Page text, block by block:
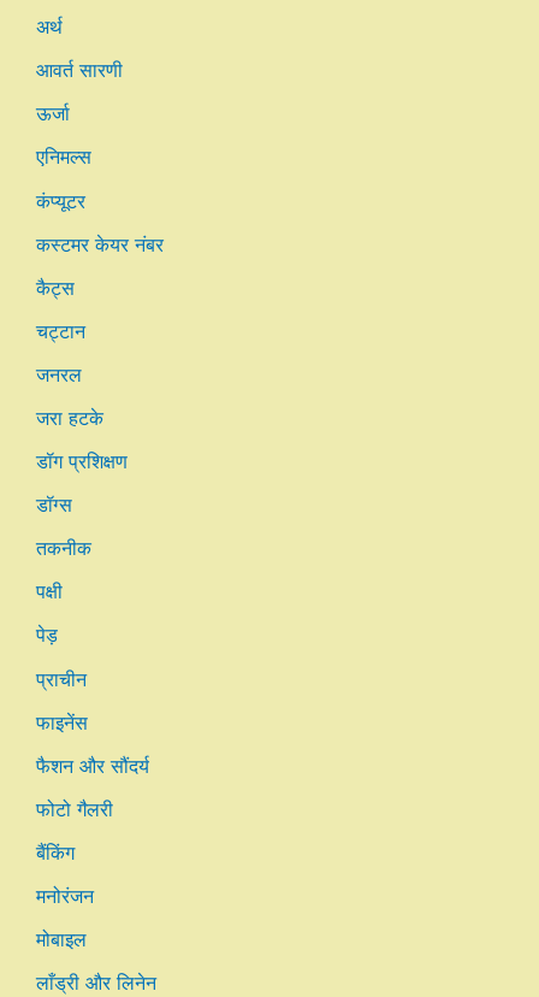
अर्थ
आवर्त सारणी
ऊर्जा
एनिमल्स
कंप्यूटर
कस्टमर केयर नंबर
कैट्स
चट्टान
जनरल
जरा हटके
डॉग प्रशिक्षण
डॉग्स
तकनीक
पक्षी
पेड़
प्राचीन
फाइनेंस
फैशन और सौंदर्य
फोटो गैलरी
बैंकिंग
मनोरंजन
मोबाइल
लाँड्री और लिनेन